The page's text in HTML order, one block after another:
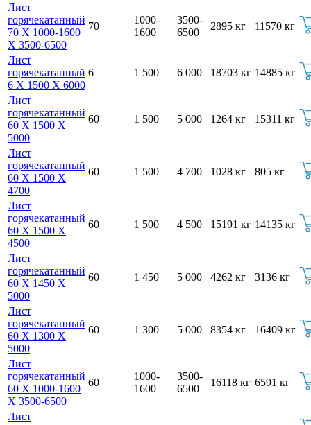
Лист
горячекатанный
70 Х 1000-1600
Х 3500-6500
70
1000-
1600
3500-
6500
2895 кг 11570 кг
Лист
горячекатанный
6 Х 1500 Х 6000
6 1 500 6 000 18703 кг 14885 кг
Лист
горячекатанный
60 Х 1500 Х
5000
60 1 500 5 000 1264 кг 15311 кг
Лист
горячекатанный
60 Х 1500 Х
4700
60 1 500 4 700 1028 кг 805 кг
Лист
горячекатанный
60 Х 1500 Х
4500
60 1 500 4 500 15191 кг 14135 кг
Лист
горячекатанный
60 Х 1450 Х
5000
60 1 450 5 000 4262 кг 3136 кг
Лист
горячекатанный
60 Х 1300 Х
5000
60 1 300 5 000 8354 кг 16409 кг
Лист
горячекатанный
60 Х 1000-1600
Х 3500-6500
60
1000-
1600
3500-
6500
16118 кг 6591 кг
Лист